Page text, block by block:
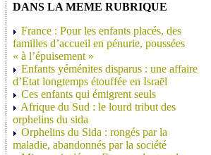
DANS LA MEME RUBRIQUE
France : Pour les enfants placés, des
familles d’accueil en pénurie, poussées
« à l’épuisement »
Enfants yéménites disparus : une affaire
d’Etat longtemps étouffée en Israël
Ces enfants qui émigrent seuls
Afrique du Sud : le lourd tribut des
orphelins du sida
Orphelins du Sida : rongés par la
maladie, abandonnés par la société